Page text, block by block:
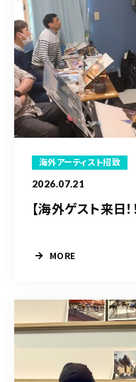
海外アーティスト招致
2026.07.21
【海外ゲスト来日
MORE